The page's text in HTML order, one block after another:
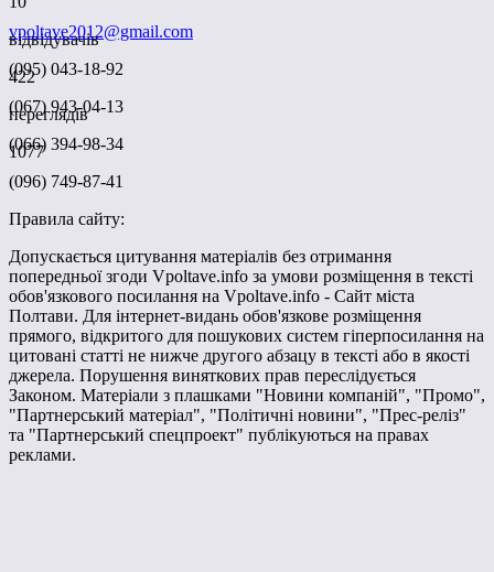
відвідувачів
422
переглядів
1077
vpoltave2012@gmail.com
(095) 043-18-92
(067) 943-04-13
(066) 394-98-34
(096) 749-87-41
Правила сайту:
Допускається цитування матеріалів без отримання
попередньої згоди Vpoltave.info за умови розміщення в тексті
обов'язкового посилання на Vpoltave.info - Сайт міста
Полтави. Для інтернет-видань обов'язкове розміщення
прямого, відкритого для пошукових систем гіперпосилання на
цитовані статті не нижче другого абзацу в тексті або в якості
джерела. Порушення виняткових прав переслідується
Законом. Матеріали з плашками "Новини компаній", "Промо",
"Партнерський матеріал", "Політичні новини", "Прес-реліз"
та "Партнерський спецпроект" публікуються на правах
реклами.